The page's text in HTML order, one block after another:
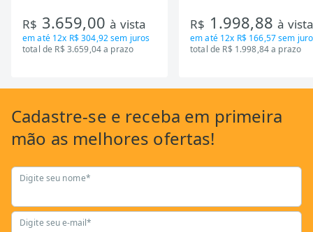
RT650EVK463)
R$ 3.659,00à vista
em até 12x R$ 304,92sem juros
total de R$ 3.659,04 a prazo
Mecanica GSB13HBTA-PT
R$ 1.998,88à
em até 12x R$ 166,57sem
total de R$ 1.998,84 a prazo
Cadastre-se e receba em primeira
mão as melhores ofertas!
Digite seu nome*
Digite seu e-mail*